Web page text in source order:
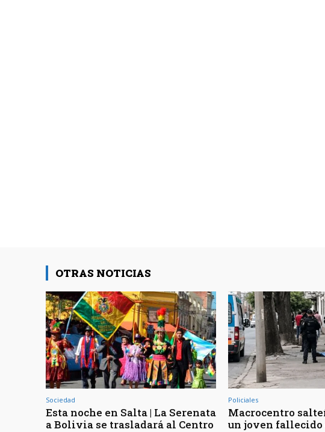
OTRAS NOTICIAS
Sociedad
Esta noche en Salta | La Serenata
a Bolivia se trasladará al Centro
Policiales
Macrocentro
un joven